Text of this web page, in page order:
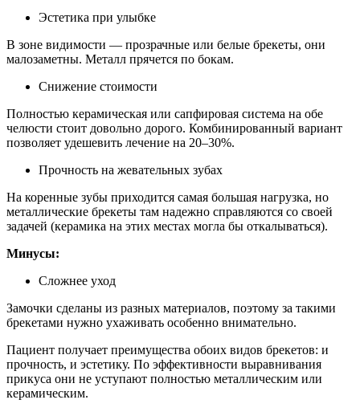
Эстетика при улыбке
В зоне видимости — прозрачные или белые брекеты, они
малозаметны. Металл прячется по бокам.
Снижение стоимости
Полностью керамическая или сапфировая система на обе
челюсти стоит довольно дорого. Комбинированный вариант
позволяет удешевить лечение на 20–30%.
Прочность на жевательных зубах
На коренные зубы приходится самая большая нагрузка, но
металлические брекеты там надежно справляются со своей
задачей (керамика на этих местах могла бы откалываться).
Минусы:
Сложнее уход
Замочки сделаны из разных материалов, поэтому за такими
брекетами нужно ухаживать особенно внимательно.
Пациент получает преимущества обоих видов брекетов: и
прочность, и эстетику. По эффективности выравнивания
прикуса они не уступают полностью металлическим или
керамическим.